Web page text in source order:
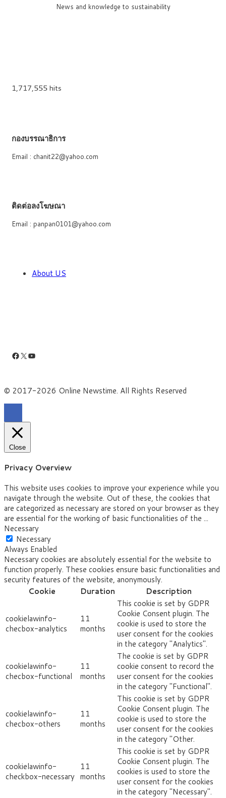
News and knowledge to sustainability
1,717,555 hits
กองบรรณาธิการ
Email : chanit22@yahoo.com
ติดต่อลงโฆษณา
Email : panpan0101@yahoo.com
About US
Facebook
X YouTube
© 2017-2026 Online Newstime. All Rights Reserved
Close
Privacy Overview
This website uses cookies to improve your experience while you
navigate through the website. Out of these, the cookies that
are categorized as necessary are stored on your browser as they
are essential for the working of basic functionalities of the ...
Necessary
Necessary
Always Enabled
Necessary cookies are absolutely essential for the website to
function properly. These cookies ensure basic functionalities and
security features of the website, anonymously.
Cookie
Duration Description
cookielawinfo-
checbox-analytics
11
months
This cookie is set by GDPR
Cookie Consent plugin. The
cookie is used to store the
user consent for the cookies
in the category "Analytics".
cookielawinfo-
checbox-functional
11
months
The cookie is set by GDPR
cookie consent to record the
user consent for the cookies
in the category "Functional".
cookielawinfo-
checbox-others
11
months
This cookie is set by GDPR
Cookie Consent plugin. The
cookie is used to store the
user consent for the cookies
in the category "Other.
cookielawinfo-
checkbox-necessary
11
months
This cookie is set by GDPR
Cookie Consent plugin. The
cookies is used to store the
user consent for the cookies
in the category "Necessary".